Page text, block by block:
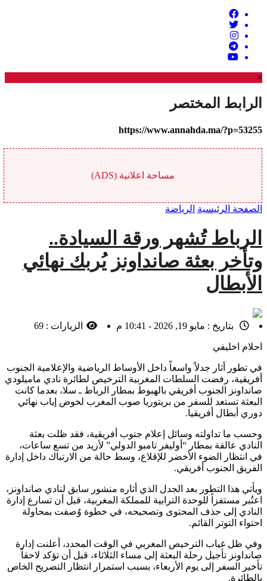
×
الرابط المختصر
https://www.annahda.ma/?p=53255
مساحة اعلانية (ADS)
الصفحة الرئيسية الرياضة
الرباط تُشهر ورقة السيادة..
وتأخر بعثة صانداونز يُربك نهائي
الأبطال
بتاريخ : مايو 19, 2026 - 10:41 م الزيارات : 69
احلام اخليفي
في تطور أثار جدلاً واسعاً داخل الأوساط الرياضية والإعلامية الجنوب
أفريقية، رفضت السلطات المغربية الترخيص لطائرة نادي ماميلودي
صانداونز الجنوب أفريقي بالهبوط بمطار الرباط ـ سلا، بعدما كانت
البعثة تستعد للسفر من بريتوريا صوب المغرب لخوض إياب نهائي
دوري أبطال أفريقيا.
وحسب ما تداولته وسائل إعلام جنوب أفريقية، فقد ظلت بعثة
النادي عالقة بمطار “أوليفر تامبو الدولي” لأزيد من تسع ساعات،
في انتظار الضوء الأخضر للإقلاع، وسط حالة من الارتباك داخل إدارة
الفريق الجنوب أفريقي.
ويأتي هذا التطور بعد الجدل الذي أثاره منشور سابق لنادي صانداونز،
اعتُبر مستفزاً للوحدة الترابية للمملكة المغربية، قبل أن تسارع إدارة
النادي إلى حذف المحتوى وتصحيحه، في خطوة وُصفت بمحاولة
احتواء التوتر القائم.
وفي ظل غياب الترخيص المغربي في الوقت المحدد، أعلنت إدارة
صانداونز تأجيل رحلة البعثة إلى مساء الثلاثاء، قبل أن تؤكد لاحقاً
تأخير السفر إلى يوم الأربعاء، بسبب استمرار انتظار التصريح الخاص
بالطائرة.